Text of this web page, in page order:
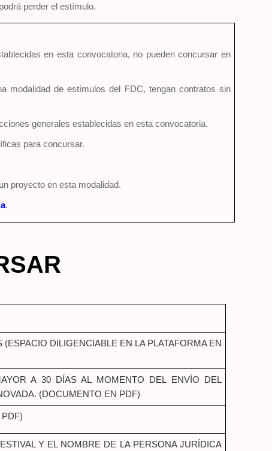
perder el estímulo.
en esta convocatoria, no pueden concursar en
modalidad de estímulos del FDC, tengan contratos sin
generales establecidas en esta convocatoria.
para concursar.
proyecto en esta modalidad.
.
DILIGENCIABLE EN LA PLATAFORMA EN
A 30 DÍAS AL MOMENTO DEL ENVÍO DEL
(DOCUMENTO EN PDF)
Y EL NOMBRE DE LA PERSONA JURÍDICA